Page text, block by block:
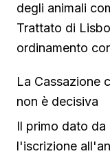
degli animali
Trattato di
ordinamento
La Cassazione
non è decisiva
Il primo dato
l'iscrizione